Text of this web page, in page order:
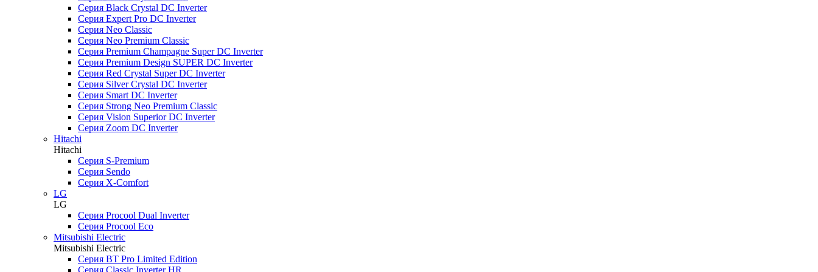
Серия Black Crystal DC Inverter
Серия Expert Pro DC Inverter
Серия Neo Classic
Серия Neo Premium Classic
Серия Premium Champagne Super DC Inverter
Серия Premium Design SUPER DC Inverter
Серия Red Crystal Super DC Inverter
Серия Silver Crystal DC Inverter
Серия Smart DC Inverter
Серия Strong Neo Premium Classic
Серия Vision Superior DC Inverter
Серия Zoom DC Inverter
Hitachi
Hitachi
Серия S-Premium
Серия Sendo
Серия X-Comfort
LG
LG
Серия Procool Dual Inverter
Серия Procool Eco
Mitsubishi Electric
Mitsubishi Electric
Серия BT Pro Limited Edition
Серия Classic Inverter HR